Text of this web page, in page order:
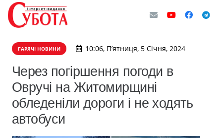
ГАРЯЧІ НОВИНИ 10:06, П’ятниця, 5 Січня, 2024
Через погіршення погоди в
Овручі на Житомирщині
обледеніли дороги і не ходять
автобуси